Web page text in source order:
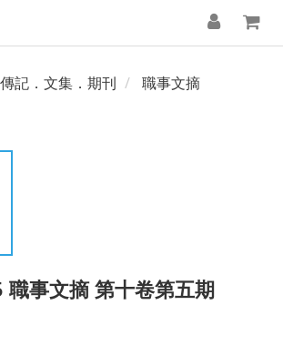
傳記．文集．期刊 職事文摘
事文摘 第十卷第五期